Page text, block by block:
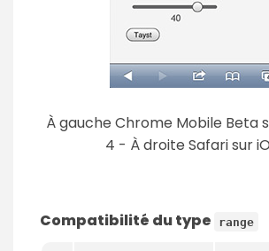
À gauche Chrome Mobile Beta
4 - À droite Safari sur
Compatibilité du type range